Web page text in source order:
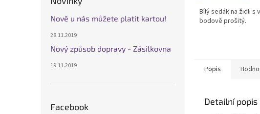
Nově u nás můžete platit kartou!
28.11.2019
Nový způsob dopravy - Zásilkovna
19.11.2019
Facebook
5
hvězdiček.
Bílý sedák na židli s
bodově prošitý.
Popis
Detailní